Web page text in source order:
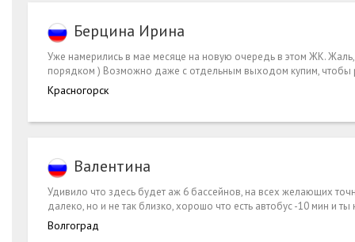
Берцина Ирина
Уже намерились в мае месяце на новую очередь в этом ЖК.
порядком ) Возможно даже с отдельным выходом купим, чтобы
Красногорск
Валентина
Удивило что здесь будет аж 6 бассейнов, на всех желающих
далеко, но и не так близко, хорошо что есть автобус -10 мин и
Волгоград